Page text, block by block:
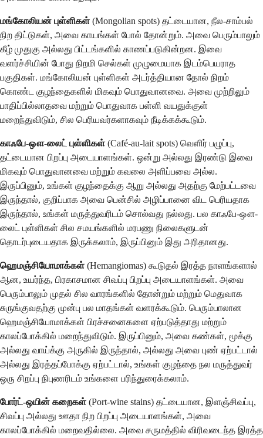
மங்கோலியன் புள்ளிகள் (Mongolian spots) தட்டையான, நீல-சாம்பல்
நிற திட்டுகள், அவை காயங்கள் போல் தோன்றும். அவை பெரும்பாலும்
கீழ் முதுகு அல்லது பிட்டங்களில் காணப்படுகின்றன. இவை
வளர்ச்சியின் போது நிறமி செல்கள் முழுமையாக இடம்பெயராத
பகுதிகள். மங்கோலியன் புள்ளிகள் அடர்த்தியான தோல் நிறம்
கொண்ட குழந்தைகளில் மிகவும் பொதுவானவை. அவை முற்றிலும்
பாதிப்பில்லாதவை மற்றும் பொதுவாக பள்ளி வயதுக்குள்
மறைந்துவிடும், சில பெரியவர்களாகவும் நீடிக்கக்கூடும்.
காஃபே-ஔ-லைட் புள்ளிகள் (Café-au-lait spots) வெளிர் பழுப்பு,
தட்டையான பிறப்பு அடையாளங்கள். ஒன்று அல்லது இரண்டு இவை
மிகவும் பொதுவானவை மற்றும் கவலை அளிப்பவை அல்ல.
இருப்பினும், உங்கள் குழந்தைக்கு ஆறு அல்லது அதற்கு மேற்பட்டவை
இருந்தால், குறிப்பாக அவை பென்சில் அழிப்பானை விட பெரியதாக
இருந்தால், உங்கள் மருத்துவரிடம் சொல்வது நல்லது. பல காஃபே-ஔ-
லைட் புள்ளிகள் சில சமயங்களில் மரபணு நிலைகளுடன்
தொடர்புடையதாக இருக்கலாம், இருப்பினும் இது அரிதானது.
ஹெமஞ்சியோமாக்கள் (Hemangiomas) கூடுதல் இரத்த நாளங்களால்
ஆன, உயர்ந்த, பிரகாசமான சிவப்பு பிறப்பு அடையாளங்கள். அவை
பெரும்பாலும் முதல் சில வாரங்களில் தோன்றும் மற்றும் மெதுவாக
சுருங்குவதற்கு முன்பு பல மாதங்கள் வளரக்கூடும். பெரும்பாலான
ஹெமஞ்சியோமாக்கள் பிரச்சனைகளை ஏற்படுத்தாது மற்றும்
காலப்போக்கில் மறைந்துவிடும். இருப்பினும், அவை கண்கள், மூக்கு
அல்லது வாய்க்கு அருகில் இருந்தால், அல்லது அவை புண் ஏற்பட்டால்
அல்லது இரத்தப்போக்கு ஏற்பட்டால், உங்கள் குழந்தை நல மருத்துவர்
ஒரு சிறப்பு நிபுணரிடம் உங்களை பரிந்துரைக்கலாம்.
போர்ட்-ஒயின் கறைகள் (Port-wine stains) தட்டையான, இளஞ்சிவப்பு,
சிவப்பு அல்லது ஊதா நிற பிறப்பு அடையாளங்கள், அவை
காலப்போக்கில் மறைவதில்லை. அவை சருமத்தில் விரிவடைந்த இரத்த